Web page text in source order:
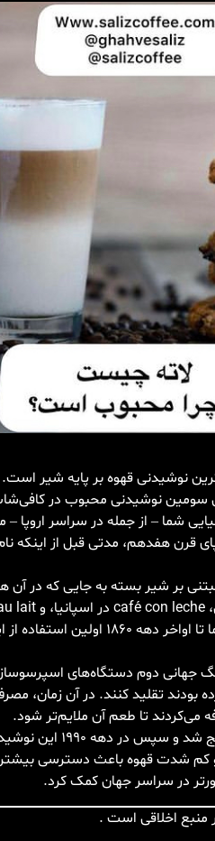
سومین نوشیدنی محبوب در
شما – از جمله در سراسر اروپا –
قرن هفدهم، مدتی قبل از اینکه نام
بر شیر بسته به جایی که در
لاته شباهت هایی با این نوشیدنی ها
جهانی دوم دستگاه‌های اسپرسوساز را
بودند تقلید کنند. در آن زمان،
می‌کردند تا طعم آن ملایم‌تر شود.
لاته اخیراً در اواخر
شدت قهوه باعث دسترسی بیشتر
در سراسر جهان کمک کرد.
منبع اخلاقی است .